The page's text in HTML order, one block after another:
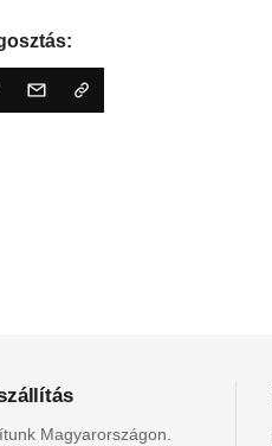
Magyarországon.